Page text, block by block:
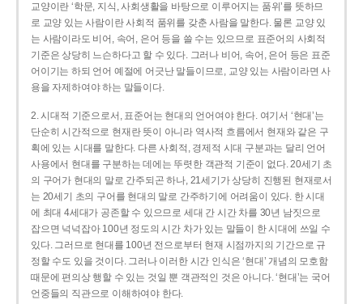
교양이란 ‘학문, 지식, 사회생활을 바탕으로 이루어지는 품위’를 뜻하므
로 교양 있는 사람이란 사회적 품위를 갖춘 사람을 말한다. 물론 교양 있
는 사람이라도 비어, 속어, 은어 등을 쓸 수는 있으므로 표준어의 사회적
기준은 상당히 느슨하다고 할 수 있다. 그러나 비어, 속어, 은어 등은 표준
어이기는 하되 언어 예절에 어긋난 말들이므로, 교양 있는 사람이라면 사
용을 자제하여야 하는 말들이다.
2. 시대적 기준으로서, 표준어는 현대의 언어여야 한다. 여기서 ‘현대’는
단순히 시간적으로 현재란 뜻이 아니라 역사적 흐름에서 현재와 같은 구
획에 있는 시대를 말한다. 다른 사회적, 경제적 시대 구분과는 달리 언어
사용에서 현대를 구분하는 데에는 뚜렷한 객관적 기준이 없다. 20세기 초
의 구어가 현대의 말로 간주되곤 하나, 21세기가 상당히 진행된 현재로서
는 20세기 초의 구어를 현대의 말로 간주하기에 어려움이 있다. 한 시대
에 최대 4세대가 공존할 수 있으므로 세대 간 시간 차를 30년 남짓으로
잡으면 넉넉잡아 100년 정도의 시간 차가 있는 말들이 한 시대에 쓰일 수
있다. 그러므로 현대를 100년 전으로부터 현재 시점까지의 기간으로 규
정할 수도 있을 것이다. 그러나 이러한 시간 인식은 ‘현대’ 개념의 모호함
때문에 편의상 행할 수 있는 것일 뿐 객관적인 것은 아니다. ‘현대’는 국어
언중들의 직관으로 이해하여야 한다.